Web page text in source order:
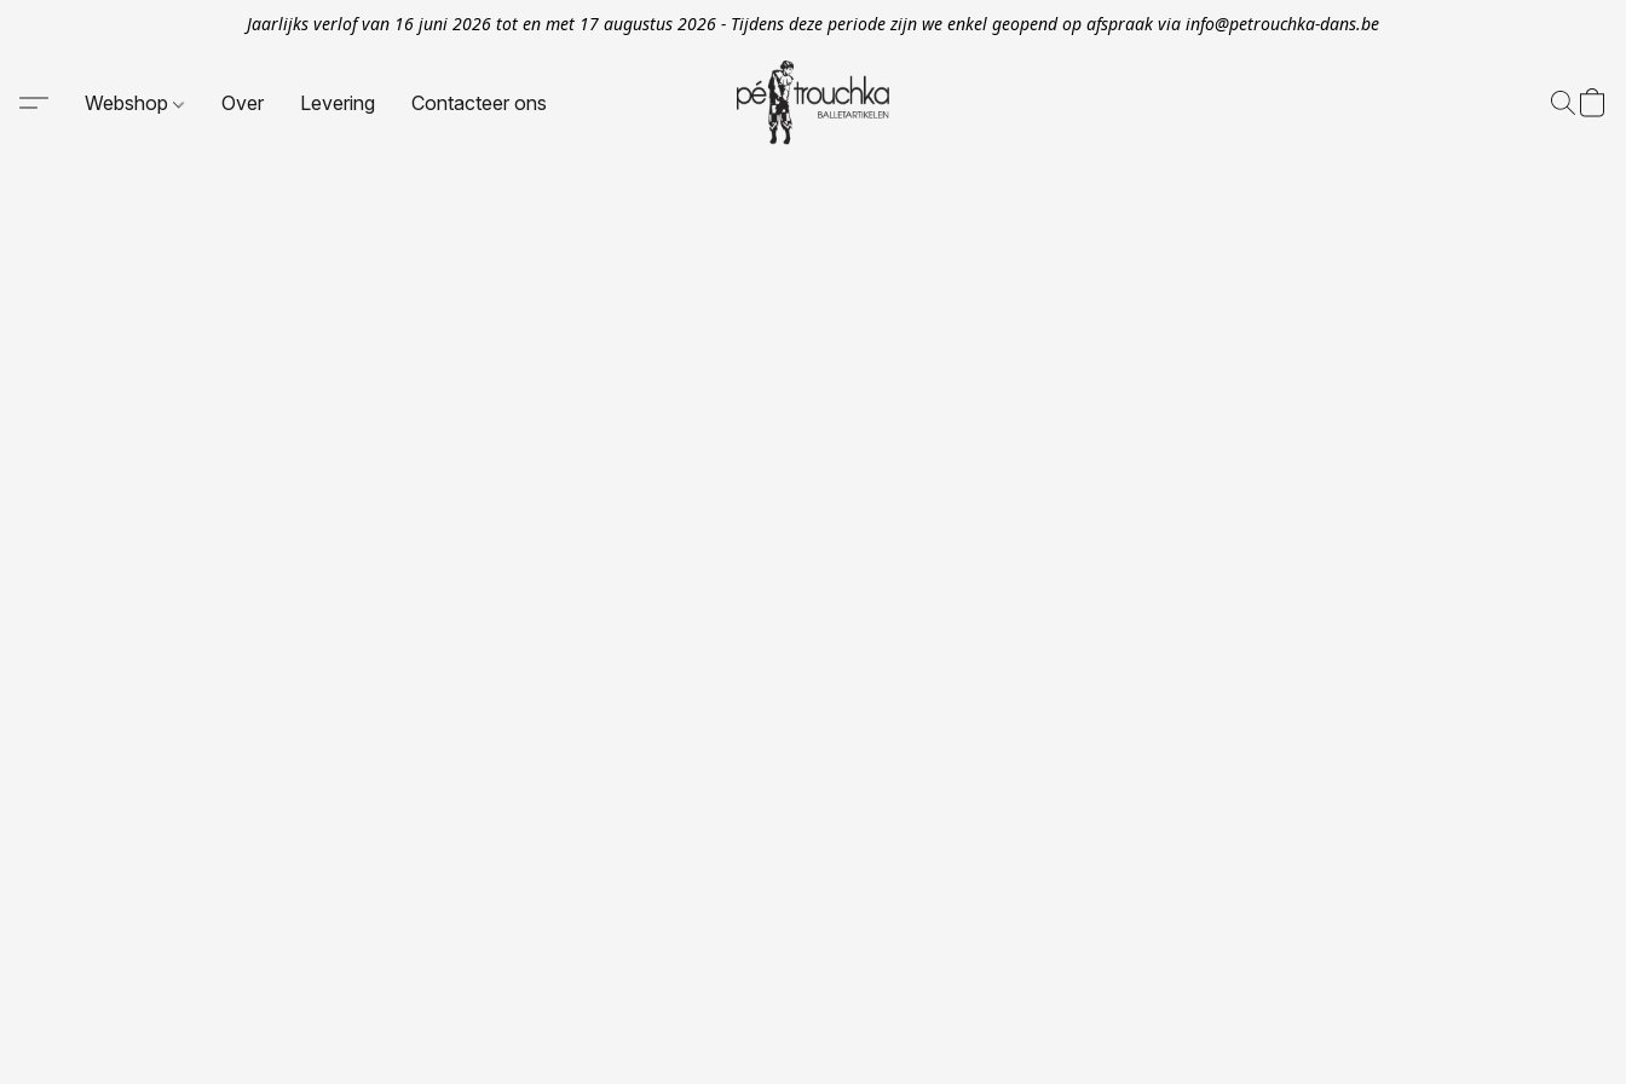
Jaarlijks verlof van 16 juni 2026 tot en met 17 augustus 2026 - Tijdens deze periode zijn we enkel geopend op afspraak via info@petrouchka-dans.be
Webshop Over Levering Contacteer ons